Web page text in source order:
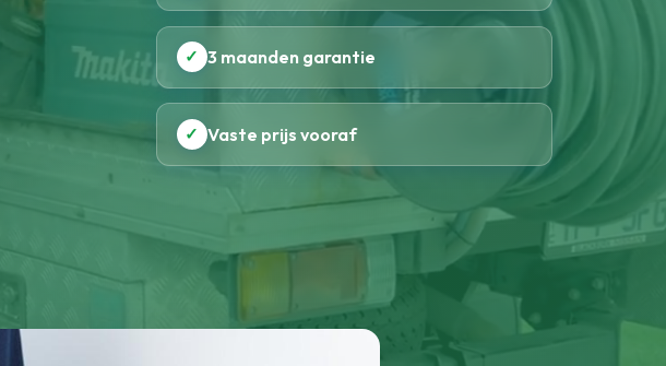
✓ 3 maanden garantie
✓ Vaste prijs vooraf